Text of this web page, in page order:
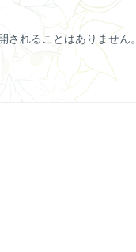
されることはありません。